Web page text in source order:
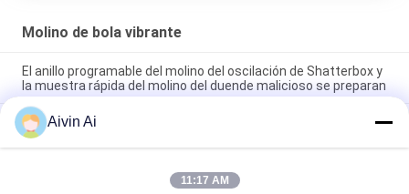
Molino de bola vibrante
El anillo programable del molino del oscilación de Shatterbox y
la muestra rápida del molino del duende malicioso se preparan
Capacidad de pulido del cuenco 300g de Shatterbox tres de la
amoladora de la muestra del laboratorio del molino del
oscilación de TENCAN
Dos larga vida vibrante de pulido del molino del oscilación de la
Aivin Ai
11:17 AM